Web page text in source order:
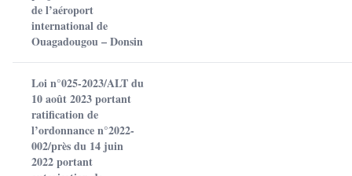
de l’aéroport
international de
Ouagadougou – Donsin
Loi n°025-2023/ALT du
10 août 2023 portant
ratification de
l’ordonnance n°2022-
002/près du 14 juin
2022 portant